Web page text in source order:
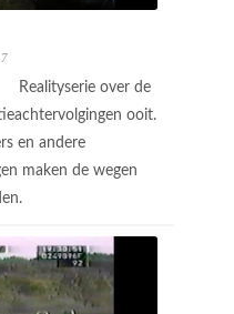
Realityserie over de
ooit.
en andere
maken de wegen